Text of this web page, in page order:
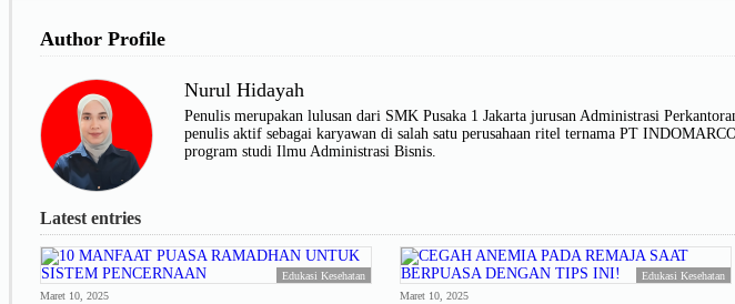
Author Profile
Nurul Hidayah
Penulis merupakan lulusan dari SMK Pusaka 1 Jakarta jurusan Administrasi
penulis aktif sebagai karyawan di salah satu perusahaan ritel ternama PT
program studi Ilmu Administrasi Bisnis.
Latest entries
Edukasi Kesehatan
Maret 10, 2025
Edukasi Kesehatan
Maret 10, 2025